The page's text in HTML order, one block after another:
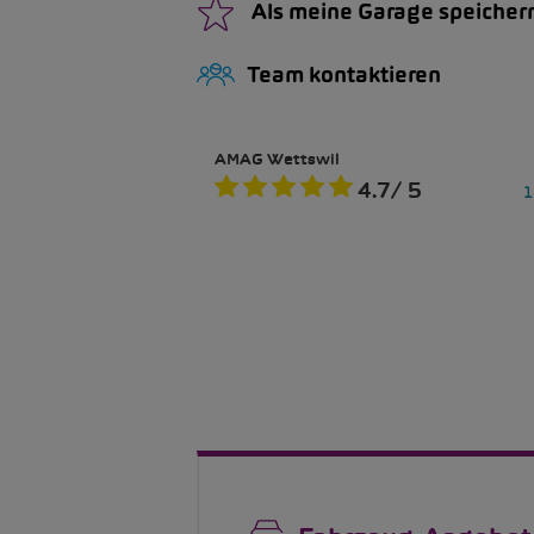
Als meine Garage
Team kontaktieren